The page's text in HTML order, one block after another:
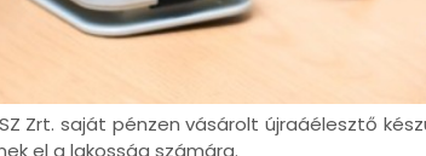
Zrt. saját pénzen vásárolt újraáélesztő
el a lakosság számára.